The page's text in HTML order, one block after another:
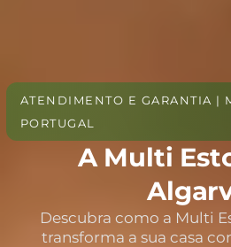
ATENDIMENTO E GARANTIA |
PORTUGAL
A Multi
Descubra como a Multi
transforma a sua casa